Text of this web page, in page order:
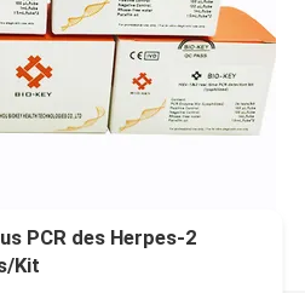
PCR des Herpes-2
Kit